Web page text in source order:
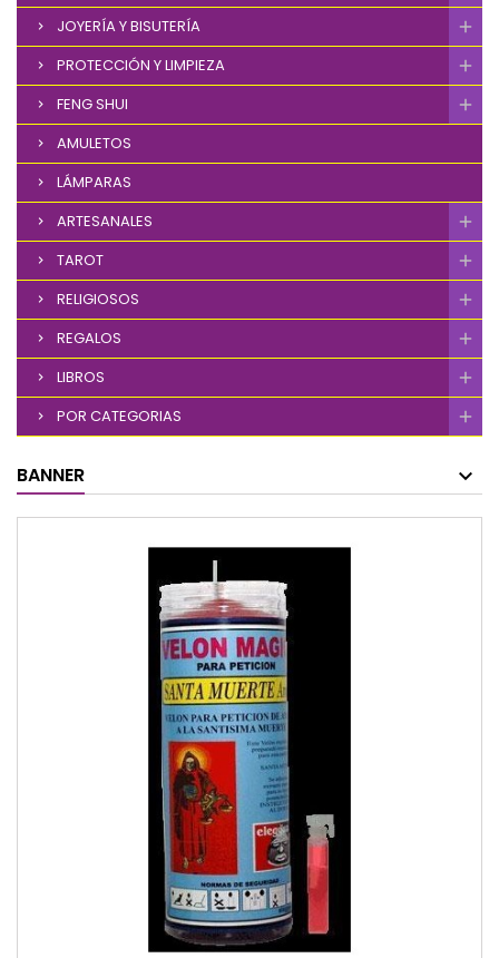
JOYERÍA Y BISUTERÍA
PROTECCIÓN Y LIMPIEZA
FENG SHUI
AMULETOS
LÁMPARAS
ARTESANALES
TAROT
RELIGIOSOS
REGALOS
LIBROS
POR CATEGORIAS
BANNER